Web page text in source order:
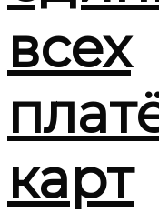
всех
карт